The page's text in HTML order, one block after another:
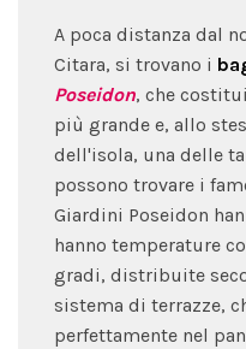
A poca distanza dal
Citara, si trovano i
Poseidon, che
più grande e, allo
dell'isola, una delle
possono trovare i
Giardini Poseidon
hanno temperature
gradi, distribuite
sistema di terrazze,
perfettamente nel